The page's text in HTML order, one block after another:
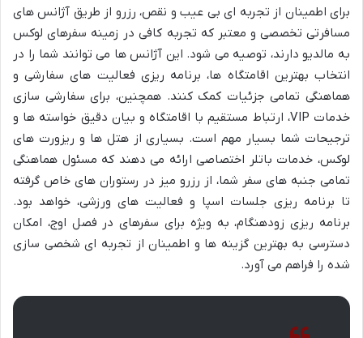
برای اطمینان از تجربه ای بی عیب و نقص، رزرو از طریق آژانس های
مسافرتی تخصصی و معتبر که تجربه کافی در زمینه سفرهای لوکس
به مالدیو دارند، توصیه می شود. این آژانس ها می توانند شما را در
انتخاب بهترین اقامتگاه ها، برنامه ریزی فعالیت های سفارشی و
هماهنگی تمامی جزئیات کمک کنند. همچنین، برای سفارشی سازی
خدمات VIP، ارتباط مستقیم با اقامتگاه و بیان دقیق خواسته ها و
ترجیحات شما بسیار مهم است. بسیاری از هتل ها و ریزورت های
لوکس، خدمات باتلر اختصاصی ارائه می دهند که مسئول هماهنگی
تمامی جنبه های سفر شما، از رزرو میز در رستوران های خاص گرفته
تا برنامه ریزی جلسات اسپا و فعالیت های ورزشی، خواهد بود.
برنامه ریزی زودهنگام، به ویژه برای سفرهای در فصل اوج، امکان
دسترسی به بهترین گزینه ها و اطمینان از تجربه ای شخصی سازی
شده را فراهم می آورد.